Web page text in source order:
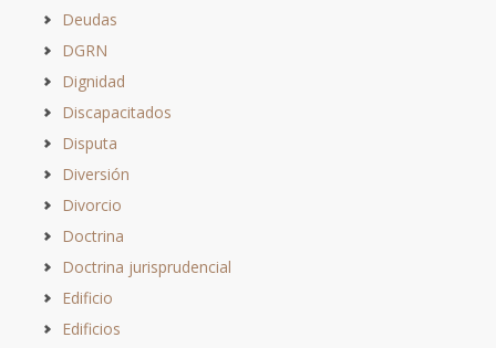
Deudas
DGRN
Dignidad
Discapacitados
Disputa
Diversión
Divorcio
Doctrina
Doctrina jurisprudencial
Edificio
Edificios